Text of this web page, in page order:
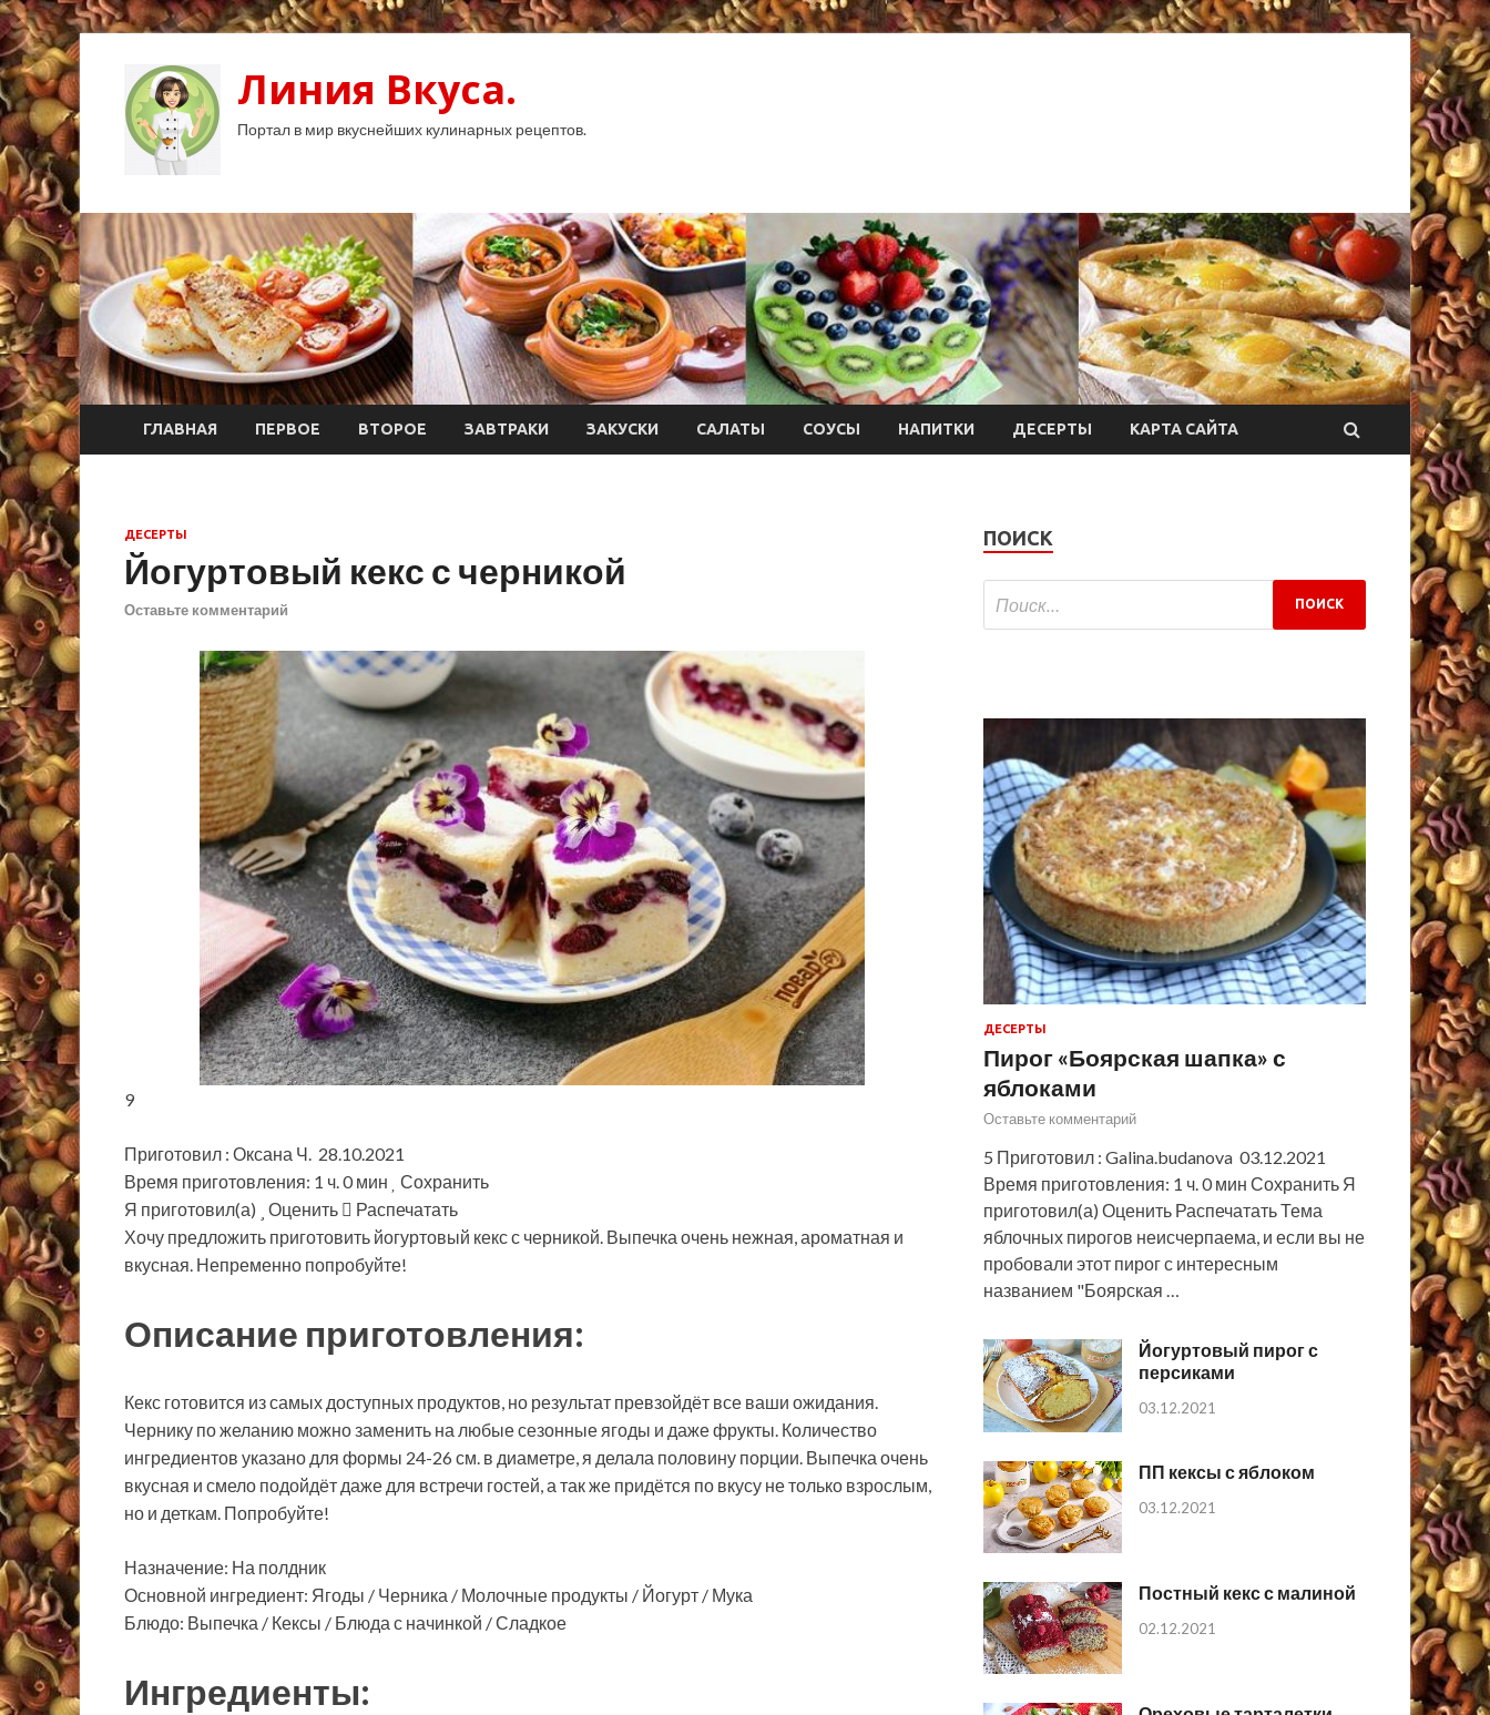
Линия Вкуса.
Портал в мир вкуснейших кулинарных рецептов.
ГЛАВНАЯ ПЕРВОЕ ВТОРОЕ ЗАВТРАКИ ЗАКУСКИ САЛАТЫ СОУСЫ НАПИТКИ ДЕСЕРТЫ КАРТА САЙТА
ДЕСЕРТЫ
Йогуртовый кекс с черникой
Оставьте комментарий
9
Приготовил : Оксана Ч. 28.10.2021
Время приготовления: 1 ч. 0 мин
Сохранить
Я приготовил(а)
Оценить
Распечатать
Хочу предложить приготовить йогуртовый кекс с черникой. Выпечка очень нежная, ароматная и
вкусная. Непременно попробуйте!
Описание приготовления:
Кекс готовится из самых доступных продуктов, но результат превзойдёт все ваши ожидания.
Чернику по желанию можно заменить на любые сезонные ягоды и даже фрукты. Количество
ингредиентов указано для формы 24-26 см. в диаметре, я делала половину порции. Выпечка очень
вкусная и смело подойдёт даже для встречи гостей, а так же придётся по вкусу не только взрослым,
но и деткам. Попробуйте!
Назначение: На полдник
Основной ингредиент: Ягоды / Черника / Молочные продукты / Йогурт / Мука
Блюдо: Выпечка / Кексы / Блюда с начинкой / Сладкое
Ингредиенты:
ПОИСК
ДЕСЕРТЫ
Пирог «Боярская шапка» с
яблоками
Оставьте комментарий
5 Приготовил : Galina.budanova 03.12.2021
Время приготовления: 1 ч. 0 мин Сохранить Я
приготовил(а) Оценить Распечатать Тема
яблочных пирогов неисчерпаема, и если вы не
пробовали этот пирог с интересным
названием "Боярская …
Йогуртовый пирог с
персиками
03.12.2021
ПП кексы с яблоком
03.12.2021
Постный кекс с малиной
02.12.2021